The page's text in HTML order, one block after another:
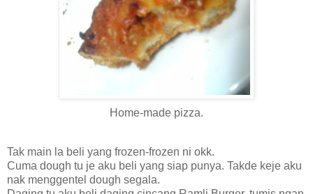
Home-made pizza.
Tak main la beli yang frozen-frozen ni okk.
Cuma dough tu je aku beli yang siap punya. Takde keje aku
nak menggentel dough segala.